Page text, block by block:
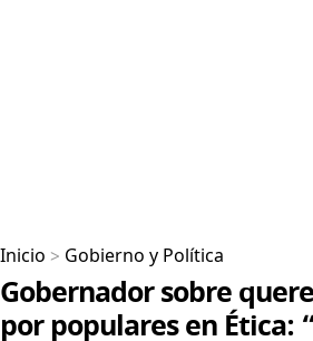
Inicio > Gobierno y Política
Gobernador sobre
por populares en Ética: